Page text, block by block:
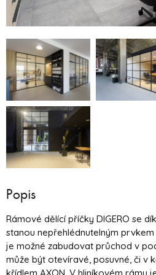
Popis
Rámové dělící příčky DIGERO se
stanou nepřehlédnutelným
je možné zabudovat průchod v
může být otevíravé, posuvné, či v